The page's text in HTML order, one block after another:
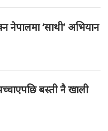
नेपालमा ‘साथी’ अभियान
बस्ती नै खाली